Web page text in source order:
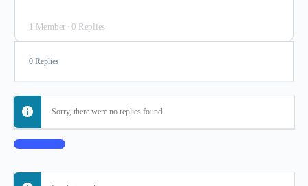
1 Member · 0 Replies
0 Replies
Sorry, there were no replies found.
Log In to Reply